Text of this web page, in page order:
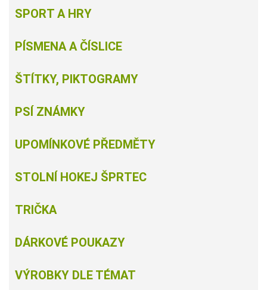
SPORT A HRY
PÍSMENA A ČÍSLICE
ŠTÍTKY, PIKTOGRAMY
PSÍ ZNÁMKY
UPOMÍNKOVÉ PŘEDMĚTY
STOLNÍ HOKEJ ŠPRTEC
TRIČKA
DÁRKOVÉ POUKAZY
VÝROBKY DLE TÉMAT